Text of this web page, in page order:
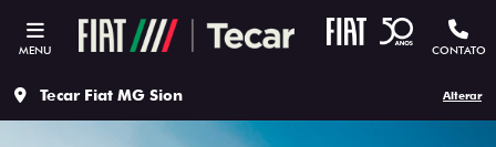
MENU CONTATO
Tecar Fiat MG Sion Alterar